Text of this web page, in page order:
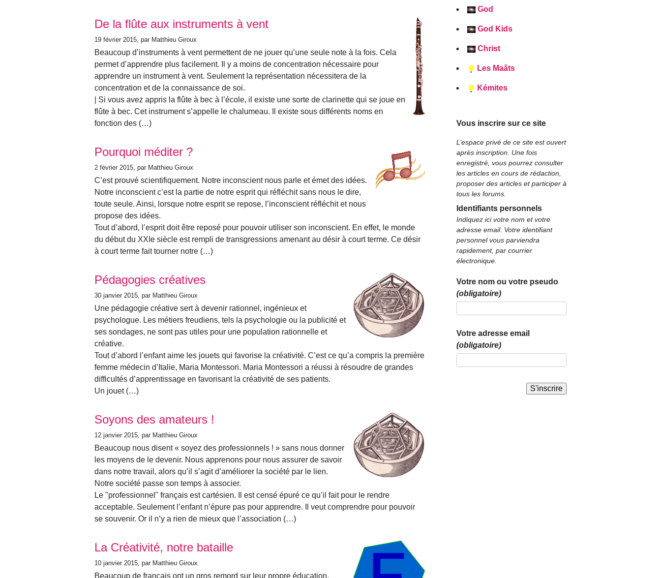
De la flûte aux instruments à vent
19 février 2015 , par Matthieu Giroux
Beaucoup d’instruments à vent permettent de ne jouer qu’une seule note à la fois. Cela
permet d’apprendre plus facilement. Il y a moins de concentration nécessaire pour
apprendre un instrument à vent. Seulement la représentation nécessitera de la
concentration et de la connaissance de soi.
| Si vous avez appris la flûte à bec à l’école, il existe une sorte de clarinette qui se joue en
flûte à bec. Cet instrument s’appelle le chalumeau. Il existe sous différents noms en
fonction des (…)
Pourquoi méditer ?
2 février 2015 , par Matthieu Giroux
C’est prouvé scientifiquement. Notre inconscient nous parle et émet des idées.
Notre inconscient c’est la partie de notre esprit qui réfléchit sans nous le dire,
toute seule. Ainsi, lorsque notre esprit se repose, l’inconscient réfléchit et nous
propose des idées.
Tout d’abord, l’esprit doit être reposé pour pouvoir utiliser son inconscient. En effet, le monde
du début du XXIe siècle est rempli de transgressions amenant au désir à court terme. Ce désir
à court terme fait tourner notre (…)
Pédagogies créatives
30 janvier 2015 , par Matthieu Giroux
Une pédagogie créative sert à devenir rationnel, ingénieux et
psychologue. Les métiers freudiens, tels la psychologie ou la publicité et
ses sondages, ne sont pas utiles pour une population rationnelle et
créative.
Tout d’abord l’enfant aime les jouets qui favorise la créativité. C’est ce qu’a compris la première
femme médecin d’Italie, Maria Montessori. Maria Montessori a réussi à résoudre de grandes
difficultés d’apprentissage en favorisant la créativité de ses patients.
Un jouet (…)
Soyons des amateurs !
12 janvier 2015 , par Matthieu Giroux
Beaucoup nous disent « soyez des professionnels ! » sans nous donner
les moyens de le devenir. Nous apprenons pour nous assurer de savoir
dans notre travail, alors qu’il s’agit d’améliorer la société par le lien.
Notre société passe son temps à associer.
Le "professionnel" français est cartésien. Il est censé épuré ce qu’il fait pour le rendre
acceptable. Seulement l’enfant n’épure pas pour apprendre. Il veut comprendre pour pouvoir
se souvenir. Or il n’y a rien de mieux que l’association (…)
La Créativité, notre bataille
10 janvier 2015 , par Matthieu Giroux
Beaucoup de français ont un gros remord sur leur propre éducation.
God
God Kids
Christ
Les Maâts
Kémites
Vous inscrire sur ce site
L’espace privé de ce site est ouvert
après inscription. Une fois
enregistré, vous pourrez consulter
les articles en cours de rédaction,
proposer des articles et participer à
tous les forums.
Identifiants personnels
Indiquez ici votre nom et votre
adresse email. Votre identifiant
personnel vous parviendra
rapidement, par courrier
électronique.
Votre nom ou votre pseudo
(obligatoire)
Votre adresse email
(obligatoire)